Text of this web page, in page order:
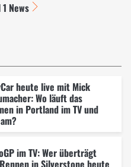
News
heute live mit Mick
Wo läuft das
in Portland im TV und
im TV: Wer überträgt
in Silverstone heute